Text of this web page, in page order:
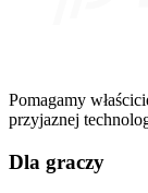
Pomagamy
przyjaznej
Dla graczy